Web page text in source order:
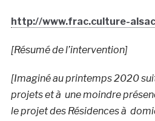
http://www.frac.culture-
[Résumé de l’intervention]
[Imaginé au printemps 2020
projets et à une moindre
le projet des Résidences à